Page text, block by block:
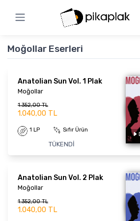
Moğollar Eserleri
Anatolian Sun Vol. 1 Plak
Moğollar
1.352,00 TL
1.040,00 TL
1 LP Sıfır Ürün
TÜKENDİ
Anatolian Sun Vol. 2 Plak
Moğollar
1.352,00 TL
1.040,00 TL